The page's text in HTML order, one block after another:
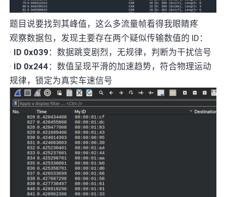
题目说要找到其峰值，这么多流量帧看得我眼睛疼
观察数据包，发现主要存在两个疑似传输数值的 ID：
· ID 0x039 ：数据跳变剧烈，无规律，判断为干扰信号
· ID 0x244 ：数值呈现平滑的加速趋势，符合物理运动
规律，锁定为真实车速信号